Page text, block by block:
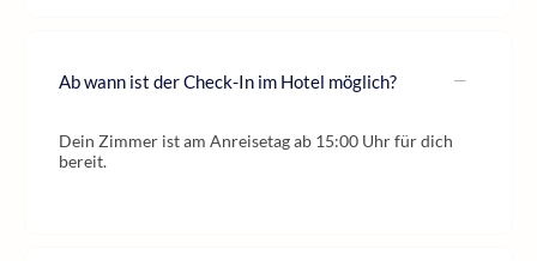
Ab wann ist der Check-In im Hotel möglich?
Dein Zimmer ist am Anreisetag ab 15:00 Uhr für dich
bereit.